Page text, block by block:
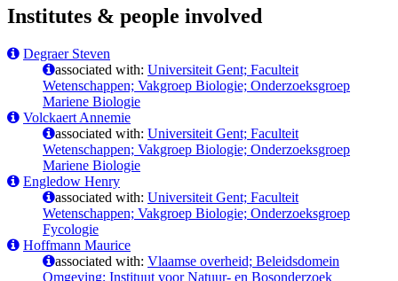
Institutes & people involved
Degraer Steven
associated with: Universiteit Gent; Faculteit
Wetenschappen; Vakgroep Biologie; Onderzoeksgroep
Mariene Biologie
Volckaert Annemie
associated with: Universiteit Gent; Faculteit
Wetenschappen; Vakgroep Biologie; Onderzoeksgroep
Mariene Biologie
Engledow Henry
associated with: Universiteit Gent; Faculteit
Wetenschappen; Vakgroep Biologie; Onderzoeksgroep
Fycologie
Hoffmann Maurice
associated with: Vlaamse overheid; Beleidsdomein
Omgeving; Instituut voor Natuur- en Bosonderzoek